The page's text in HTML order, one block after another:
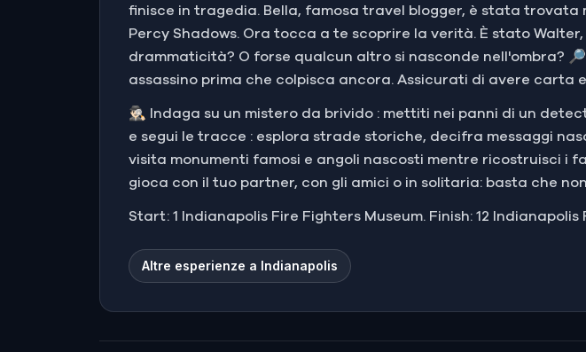
finisce in tragedia. Bella, famosa travel blogger, è stata
Percy Shadows. Ora tocca a te scoprire la verità. È stato
drammaticità? O forse qualcun altro si nasconde nell'ombra?
assassino prima che colpisca ancora. Assicurati di avere
🕵🏻‍♂️ Indaga su un mistero da brivido : mettiti nei panni di un
e segui le tracce : esplora strade storiche, decifra messaggi
visita monumenti famosi e angoli nascosti mentre ricostruisci i
gioca con il tuo partner, con gli amici o in solitaria: basta che
Start: 1 Indianapolis Fire Fighters Museum. Finish: 12
Altre esperienze a Indianapolis